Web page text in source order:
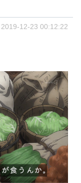
2019-12-23 00:12:22